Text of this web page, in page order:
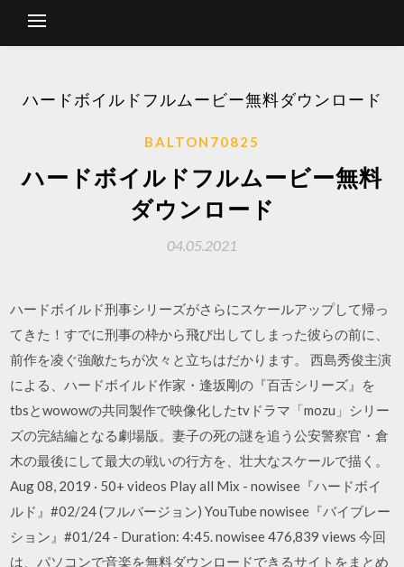
ハードボイルドフルムービー無料ダウンロード
BALTON70825
ハードボイルドフルムービー無料
ダウンロード
04.05.2021
ハードボイルド刑事シリーズがさらにスケールアップして帰っ
てきた！すでに刑事の枠から飛び出してしまった彼らの前に、
前作を凌ぐ強敵たちが次々と立ちはだかります。 西島秀俊主演
による、ハードボイルド作家・逢坂剛の『百舌シリーズ』を
tbsとwowowの共同製作で映像化したtvドラマ「mozu」シリー
ズの完結編となる劇場版。妻子の死の謎を追う公安警察官・倉
木の最後にして最大の戦いの行方を、壮大なスケールで描く。
Aug 08, 2019 · 50+ videos Play all Mix - nowisee『ハードボイ
ルド』#02/24 (フルバージョン) YouTube nowisee『バイブレー
ション』#01/24 - Duration: 4:45. nowisee 476,839 views 今回
は、パソコンで音楽を無料ダウンロードできるサイトをまとめ